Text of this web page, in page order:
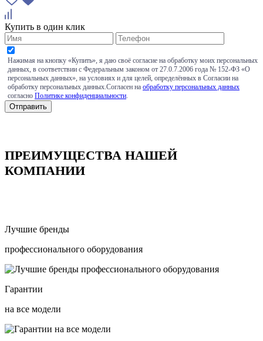
Купить в один клик
Нажимая на кнопку «Купить», я даю своё согласие на обработку моих персональных
данных, в соответствии с Федеральным законом от 27.0.7.2006 года № 152-ФЗ «О
персональных данных», на условиях и для целей, определённых в Согласии на
обработку персональных данных.Согласен на обработку персональных данных
согласно Политике конфиденциальности
ПРЕИМУЩЕСТВА НАШЕЙ
КОМПАНИИ
Лучшие бренды
профессионального оборудования
Гарантии
на все модели